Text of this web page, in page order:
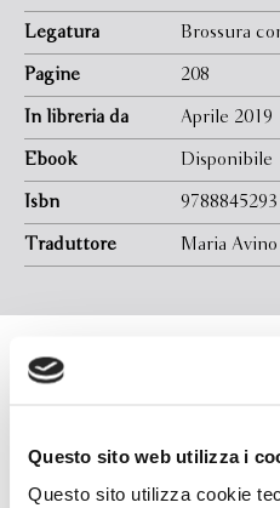
Questo sito web utilizza i
Questo sito utilizza cookie
guerra. Con questa odissea
Khalifa racconta di nuovo il
senza sconti la quotidianità di
Legatura Brossura
Pagine 208
In libreria da Aprile 2019
Ebook Disponibile
Isbn
Traduttore Maria Avino
Khaled Khalifa
Khaled Khalifa è nato ad
Tra i fondatori della